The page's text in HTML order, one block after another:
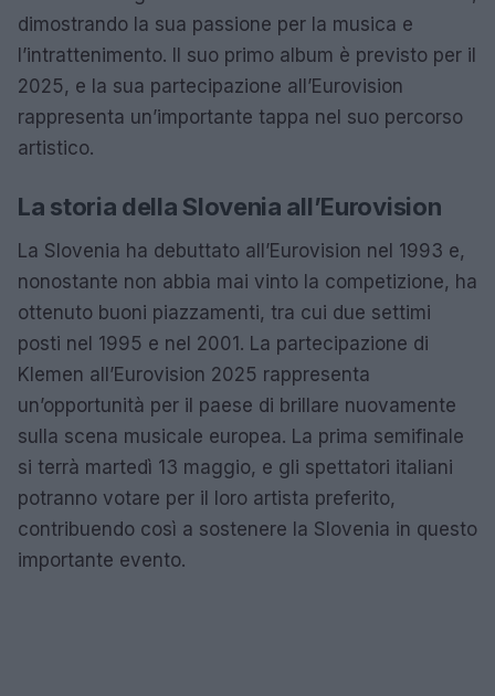
dimostrando la sua passione per la musica e
l’intrattenimento. Il suo primo album è previsto per il
2025, e la sua partecipazione all’Eurovision
rappresenta un’importante tappa nel suo percorso
artistico.
La storia della Slovenia all’Eurovision
La Slovenia ha debuttato all’Eurovision nel 1993 e,
nonostante non abbia mai vinto la competizione, ha
ottenuto buoni piazzamenti, tra cui due settimi
posti nel 1995 e nel 2001. La partecipazione di
Klemen all’Eurovision 2025 rappresenta
un’opportunità per il paese di brillare nuovamente
sulla scena musicale europea. La prima semifinale
si terrà martedì 13 maggio, e gli spettatori italiani
potranno votare per il loro artista preferito,
contribuendo così a sostenere la Slovenia in questo
importante evento.